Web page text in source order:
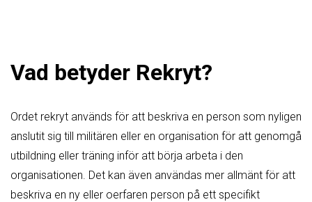
Vad betyder Rekryt?
Ordet rekryt används för att beskriva en person som nyligen
anslutit sig till militären eller en organisation för att genomgå
utbildning eller träning inför att börja arbeta i den
organisationen. Det kan även användas mer allmänt för att
beskriva en ny eller oerfaren person på ett specifikt